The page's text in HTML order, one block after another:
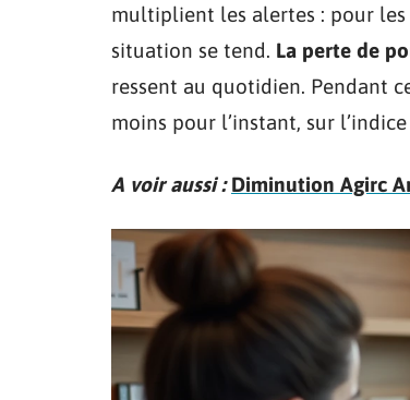
multiplient les alertes : pour les
situation se tend. La perte de
ressent au quotidien. Pendant
moins pour l’instant, sur
A voir aussi : Diminution Agirc